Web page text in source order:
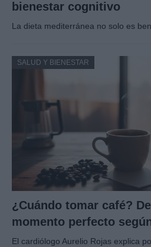
bienestar cognitivo
La dieta mediterránea no solo es
SALUD Y BIENESTAR
¿Cuándo tomar café?
momento perfecto
El cardiólogo Aurelio Rojas explica